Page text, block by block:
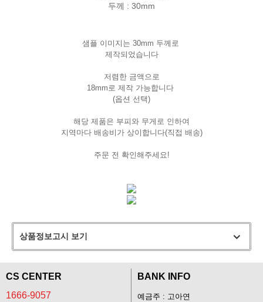
두께 : 30mm
샘플 이미지는 30mm 두께로
제작되었습니다
저렴한 금액으로
18mm로 제작 가능합니다
(옵션 선택)
해당 제품은 부피와 무게로 인하여
지역마다 배송비가 상이합니다(직접 배송)
주문 전 확인해주세요!
상품정보고시 보기
CS CENTER
1666-9057
BANK INFO
예금주 : 고아연